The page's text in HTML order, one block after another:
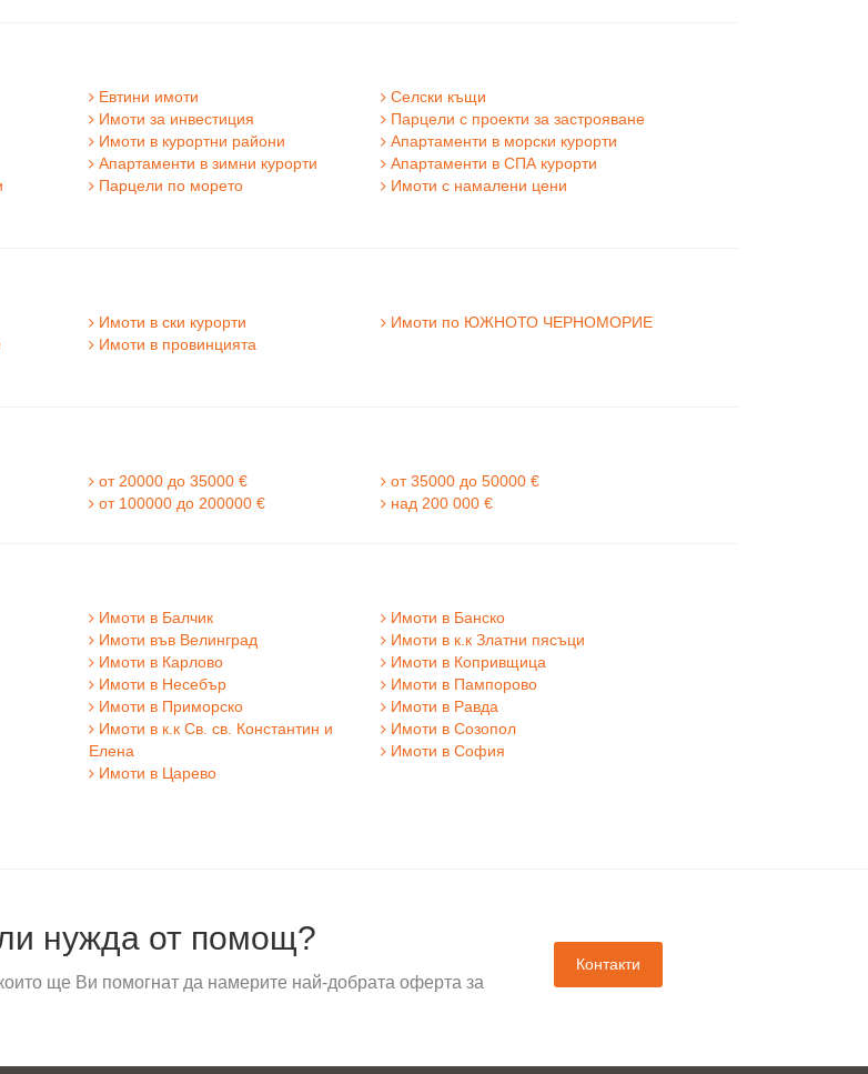
Евтини имоти
Селски къщи
Имоти за инвестиция
Парцели с проекти за застрояване
Имоти в курортни райони
Апартаменти в морски курорти
Апартаменти в зимни курорти
Апартаменти в СПА курорти
Парцели по морето Имоти с намалени цени
Имоти в ски курорти
Имоти по ЮЖНОТО ЧЕРНОМОРИЕ
Имоти в провинцията
от 20000 до 35000 €
от 35000 до 50000 €
от 100000 до 200000 € над 200 000 €
Имоти в Балчик
Имоти в Банско
Имоти във Велинград
Имоти в к.к Златни пясъци
Имоти в Карлово
Имоти в Копривщица
Имоти в Несебър
Имоти в Пампорово
Имоти в Приморско
Имоти в Равда
Имоти в к.к Св. св. Константин и
Елена
Имоти в Созопол
Имоти в София
Имоти в Царево
нужда от помощ?
ще Ви помогнат да намерите най-добрата оферта за
Контакти